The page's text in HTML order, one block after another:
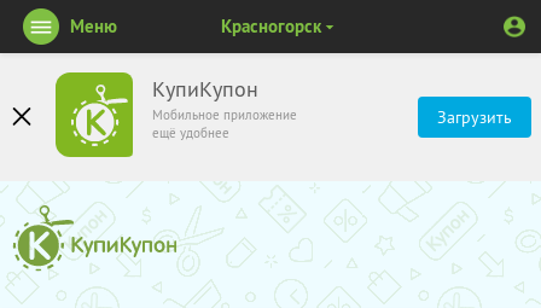
КупиКупон
Мобильное приложение
ещё удобнее
Загрузить
Меню Красногорск